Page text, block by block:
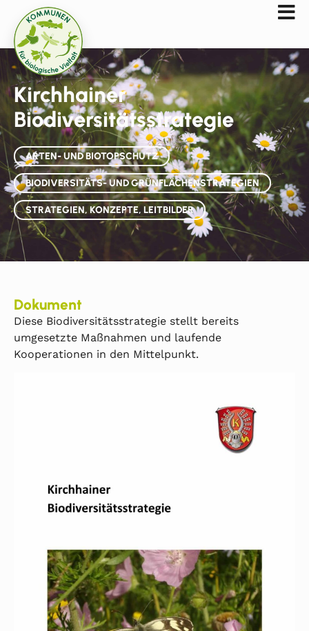
Kirchhainer
Biodiversitätsstrategie
ARTEN- UND BIOTOPSCHUTZ
BIODIVERSITÄTS- UND GRÜNFLÄCHENSTRATEGIEN
STRATEGIEN, KONZEPTE, LEITBILDER
Dokument
Diese Biodiversitätsstrategie stellt bereits
umgesetzte Maßnahmen und laufende
Kooperationen in den Mittelpunkt.